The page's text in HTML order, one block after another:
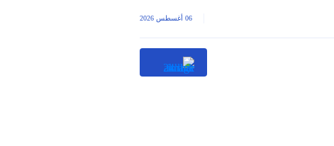
06 أغسطس 2026